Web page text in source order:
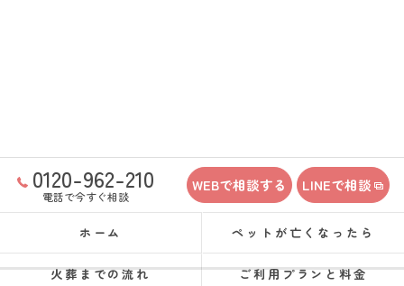
0120-962-210
電話で今すぐ相談
WEBで相談する LINEで相談
ホーム ペットが亡くなったら
火葬までの流れ ご利用プランと料金